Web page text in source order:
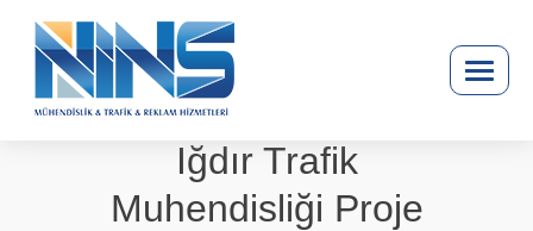
Iğdır Trafik
Muhendisliği Proje